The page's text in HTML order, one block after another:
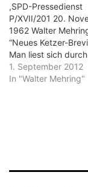
,SPD-Pressedienst
P/XVII/201 20.
1962 Walter
“Neues Ketzer-
Man liest sich
satirischen
Chanson-Band ohne
darin, die in jeder
1. September 2012
In "Walter Mehring"